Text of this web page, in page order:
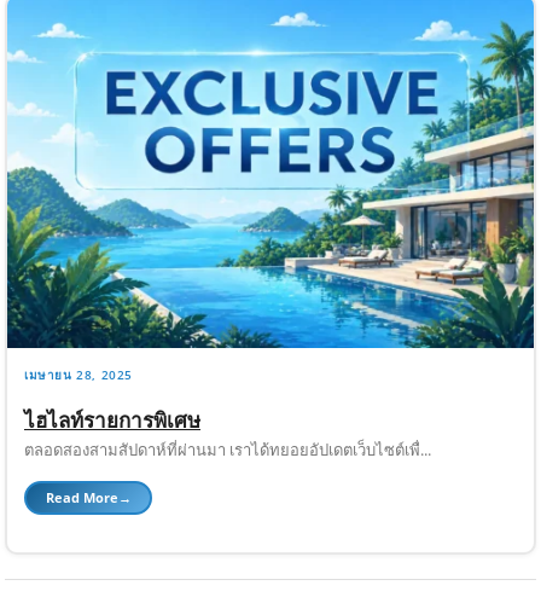
เมษายน 28, 2025
ไฮไลท์รายการพิเศษ
ตลอดสองสามสัปดาห์ที่ผ่านมา เราได้ทยอยอัปเดตเว็บไซต์เพื่...
Read More →